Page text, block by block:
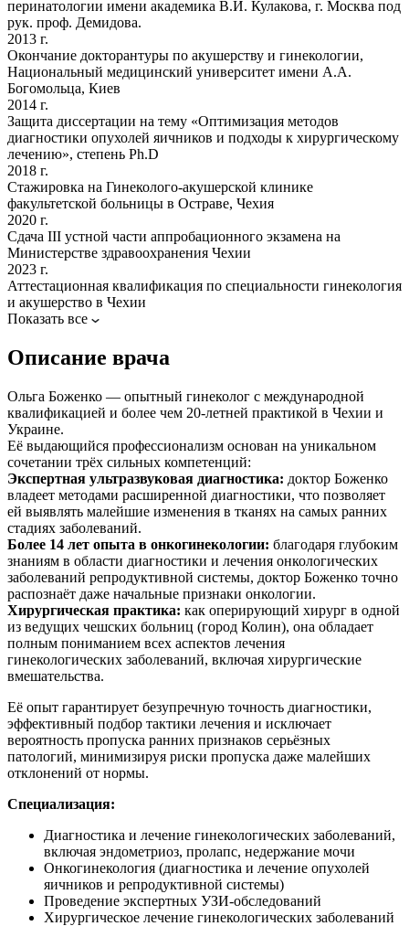
перинатологии имени академика В.И. Кулакова, г. Москва под
рук. проф. Демидова.
2013 г.
Окончание докторантуры по акушерству и гинекологии,
Национальный медицинский университет имени А.А.
Богомольца, Киев
2014 г.
Защита диссертации на тему «Оптимизация методов
диагностики опухолей яичников и подходы к хирургическому
лечению», степень Ph.D
2018 г.
Cтажировка на Гинеколого-акушерской клинике
факультетской больницы в Остраве, Чехия
2020 г.
Cдача III устной части аппробационного экзамена на
Министерстве здравоохранения Чехии
2023 г.
Аттестационная квалификация по специальности гинекология
и акушерство в Чехии
Показать все
Описание врача
Ольга Боженко — опытный гинеколог с международной
квалификацией и более чем 20-летней практикой в Чехии и
Украине.
Её выдающийся профессионализм основан на уникальном
сочетании трёх сильных компетенций:
Экспертная ультразвуковая диагностика: доктор Боженко
владеет методами расширенной диагностики, что позволяет
ей выявлять малейшие изменения в тканях на самых ранних
стадиях заболеваний.
Более 14 лет опыта в онкогинекологии: благодаря глубоким
знаниям в области диагностики и лечения онкологических
заболеваний репродуктивной системы, доктор Боженко точно
распознаёт даже начальные признаки онкологии.
Хирургическая практика: как оперирующий хирург в одной
из ведущих чешских больниц (город Колин), она обладает
полным пониманием всех аспектов лечения
гинекологических заболеваний, включая хирургические
вмешательства.
Её опыт гарантирует безупречную точность диагностики,
эффективный подбор тактики лечения и исключает
вероятность пропуска ранних признаков серьёзных
патологий, минимизируя риски пропуска даже малейших
отклонений от нормы.
Специализация:
Диагностика и лечение гинекологических заболеваний,
включая эндометриоз, пролапс, недержание мочи
Онкогинекология (диагностика и лечение опухолей
яичников и репродуктивной системы)
Проведение экспертных УЗИ-обследований
Хирургическое лечение гинекологических заболеваний